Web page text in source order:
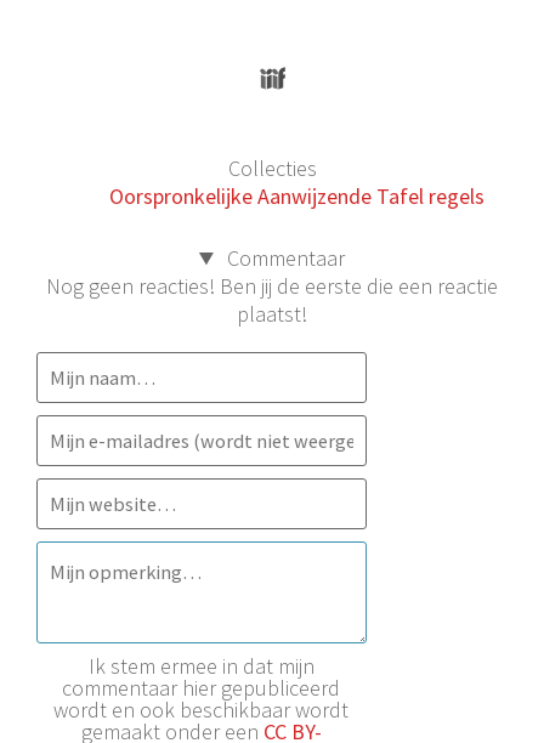
Collecties
Oorspronkelijke Aanwijzende Tafel regels
Commentaar
Nog geen reacties! Ben jij de eerste die een reactie
plaatst!
Ik stem ermee in dat mijn
commentaar hier gepubliceerd
wordt en ook beschikbaar wordt
gemaakt onder een CC BY-